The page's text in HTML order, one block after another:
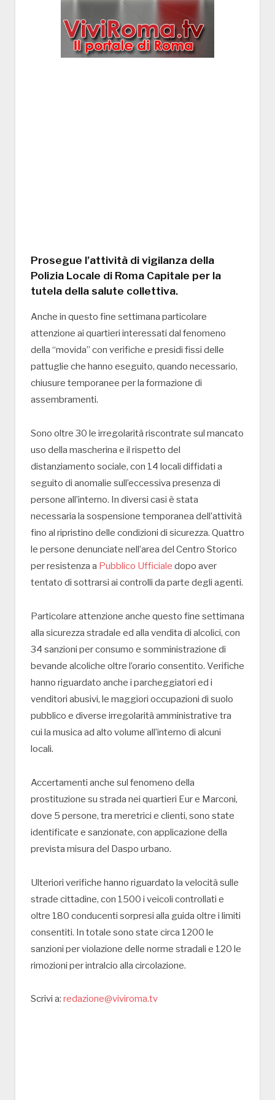
Prosegue l’attività di vigilanza della
Polizia Locale di Roma Capitale per la
tutela della salute collettiva.
Anche in questo fine settimana particolare
attenzione ai quartieri interessati dal fenomeno
della “movida” con verifiche e presidi fissi delle
pattuglie che hanno eseguito, quando necessario,
chiusure temporanee per la formazione di
assembramenti.
Sono oltre 30 le irregolarità riscontrate sul mancato
uso della mascherina e il rispetto del
distanziamento sociale, con 14 locali diffidati a
seguito di anomalie sull’eccessiva presenza di
persone all’interno. In diversi casi è stata
necessaria la sospensione temporanea dell’attività
fino al ripristino delle condizioni di sicurezza. Quattro
le persone denunciate nell’area del Centro Storico
per resistenza a Pubblico Ufficiale dopo aver
tentato di sottrarsi ai controlli da parte degli agenti.
Particolare attenzione anche questo fine settimana
alla sicurezza stradale ed alla vendita di alcolici, con
34 sanzioni per consumo e somministrazione di
bevande alcoliche oltre l’orario consentito. Verifiche
hanno riguardato anche i parcheggiatori ed i
venditori abusivi, le maggiori occupazioni di suolo
pubblico e diverse irregolarità amministrative tra
cui la musica ad alto volume all’interno di alcuni
locali.
Accertamenti anche sul fenomeno della
prostituzione su strada nei quartieri Eur e Marconi,
dove 5 persone, tra meretrici e clienti, sono state
identificate e sanzionate, con applicazione della
prevista misura del Daspo urbano.
Ulteriori verifiche hanno riguardato la velocità sulle
strade cittadine, con 1500 i veicoli controllati e
oltre 180 conducenti sorpresi alla guida oltre i limiti
consentiti. In totale sono state circa 1200 le
sanzioni per violazione delle norme stradali e 120 le
rimozioni per intralcio alla circolazione.
Scrivi a: redazione@viviroma.tv